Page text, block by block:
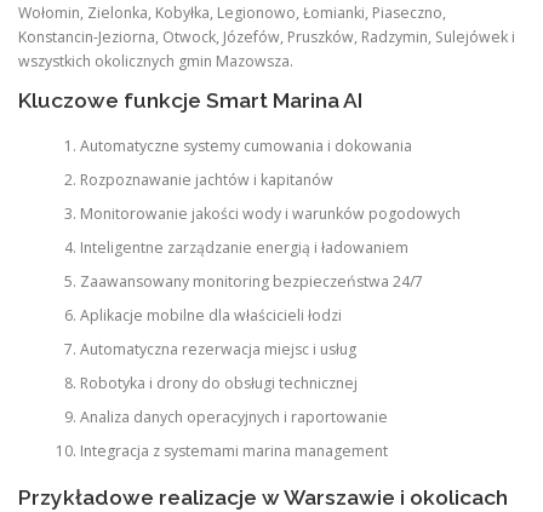
Wołomin, Zielonka, Kobyłka, Legionowo, Łomianki, Piaseczno,
Konstancin-Jeziorna, Otwock, Józefów, Pruszków, Radzymin, Sulejówek i
wszystkich okolicznych gmin Mazowsza.
Kluczowe funkcje Smart Marina AI
Automatyczne systemy cumowania i dokowania
Rozpoznawanie jachtów i kapitanów
Monitorowanie jakości wody i warunków pogodowych
Inteligentne zarządzanie energią i ładowaniem
Zaawansowany monitoring bezpieczeństwa 24/7
Aplikacje mobilne dla właścicieli łodzi
Automatyczna rezerwacja miejsc i usług
Robotyka i drony do obsługi technicznej
Analiza danych operacyjnych i raportowanie
Integracja z systemami marina management
Przykładowe realizacje w Warszawie i okolicach